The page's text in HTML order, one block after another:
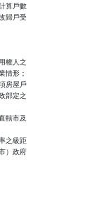
算戶數
歸戶受
權人之
情形；
房屋戶
部定之
轄市及
之級距
）政府